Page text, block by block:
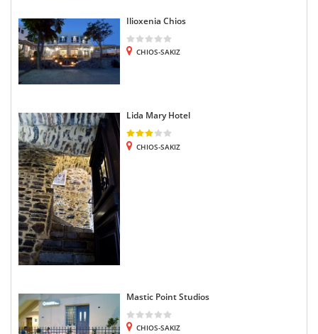
Ilioxenia Chios
CHIOS-SAKIZ
Lida Mary Hotel
CHIOS-SAKIZ
Mastic Point Studios
CHIOS-SAKIZ